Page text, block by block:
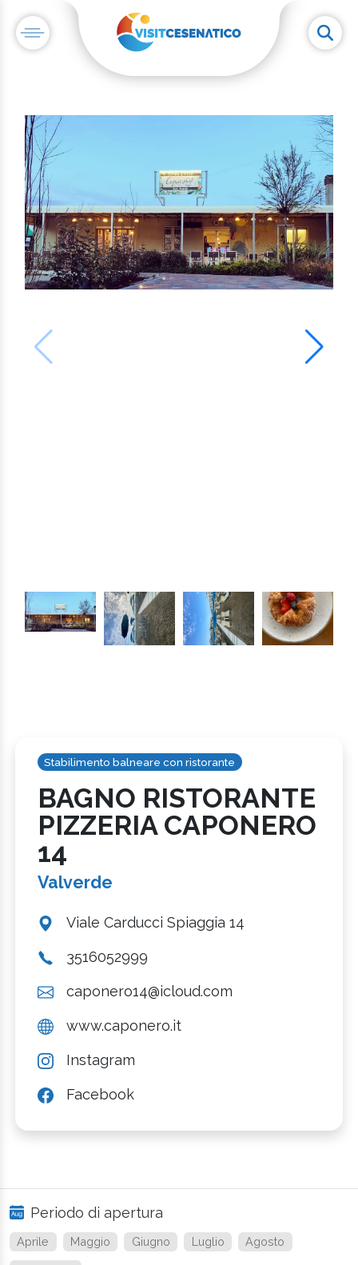
Stabilimento balneare con ristorante
BAGNO RISTORANTE
PIZZERIA CAPONERO
14
Valverde
Viale Carducci Spiaggia 14
3516052999
caponero14@icloud.com
www.caponero.it
Instagram
Facebook
Periodo di apertura
Aprile Maggio Giugno Luglio Agosto